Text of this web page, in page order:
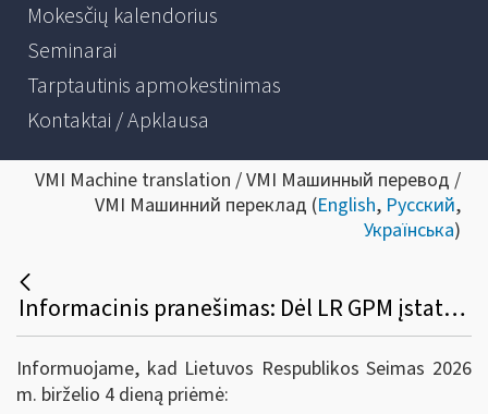
Mokesčių kalendorius
Seminarai
Tarptautinis apmokestinimas
Kontaktai / Apklausa
VMI Machine translation / VMI Машинный перевод /
VMI Машинний переклад (English, Русский,
Українська)
Informacinis pranešimas: Dėl LR GPM įstatymo 20 straipsnio 7 dalies pakeitimo įstatymo
Informuojame, kad Lietuvos Respublikos Seimas 2026
m. birželio 4 dieną priėmė: